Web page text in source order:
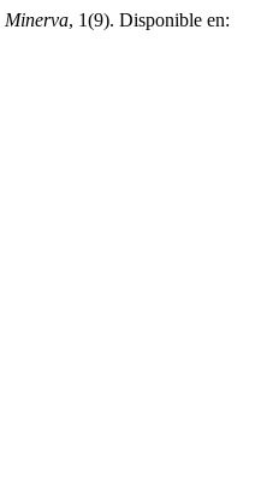
Minerva, 1(9). Disponible en: